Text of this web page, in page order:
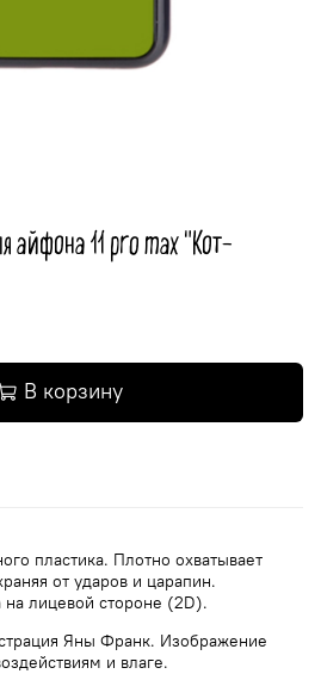
айфона 11 pro max "Кот-
В корзину
пластика. Плотно охватывает
от ударов и царапин.
лицевой стороне (2D).
Яны Франк. Изображение
и влаге.